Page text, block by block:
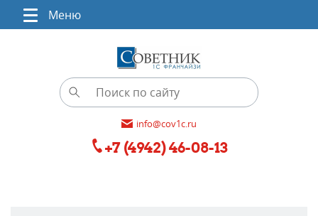
Меню
info@cov1c.ru
+7 (4942) 46-08-13